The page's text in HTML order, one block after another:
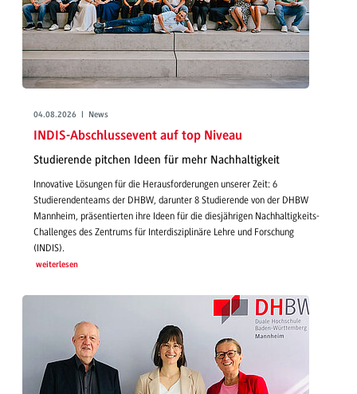
04.08.2026 | News
INDIS-Abschlussevent auf top Niveau
Studierende pitchen Ideen für mehr Nachhaltigkeit
Innovative Lösungen für die Herausforderungen unserer Zeit: 6
Studierendenteams der DHBW, darunter 8 Studierende von der DHBW
Mannheim, präsentierten ihre Ideen für die diesjährigen Nachhaltigkeits-
Challenges des Zentrums für Interdisziplinäre Lehre und Forschung
(INDIS).
weiterlesen